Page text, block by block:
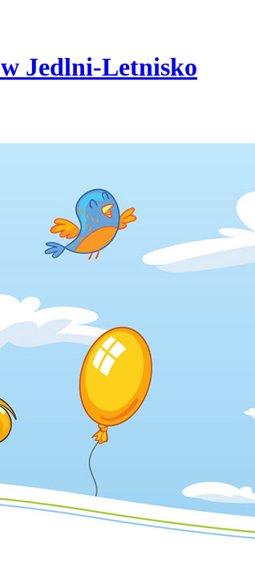
w Jedlni-Letnisko